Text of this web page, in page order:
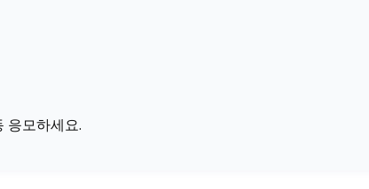
응모하세요.